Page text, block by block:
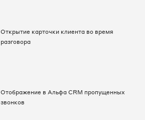
Открытие карточки клиента во время
разговора
Отображение в Альфа CRM пропущенных
звонков